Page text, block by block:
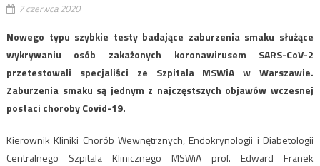
7 czerwca 2020
Nowego typu szybkie testy badające zaburzenia smaku służące
wykrywaniu osób zakażonych koronawirusem SARS-CoV-2
przetestowali specjaliści ze Szpitala MSWiA w Warszawie.
Zaburzenia smaku są jednym z najczęstszych objawów wczesnej
postaci choroby Covid-19.
Kierownik Kliniki Chorób Wewnętrznych, Endokrynologii i Diabetologii
Centralnego Szpitala Klinicznego MSWiA prof. Edward Franek